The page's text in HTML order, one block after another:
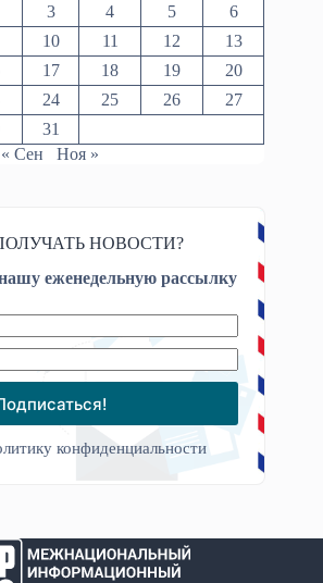
3 4 5
6
10 11 12
13
17 18 19
20
24 25 26
27
31
« Сен
Ноя »
НОВОСТИ?
еженедельную рассылку
конфиденциальности